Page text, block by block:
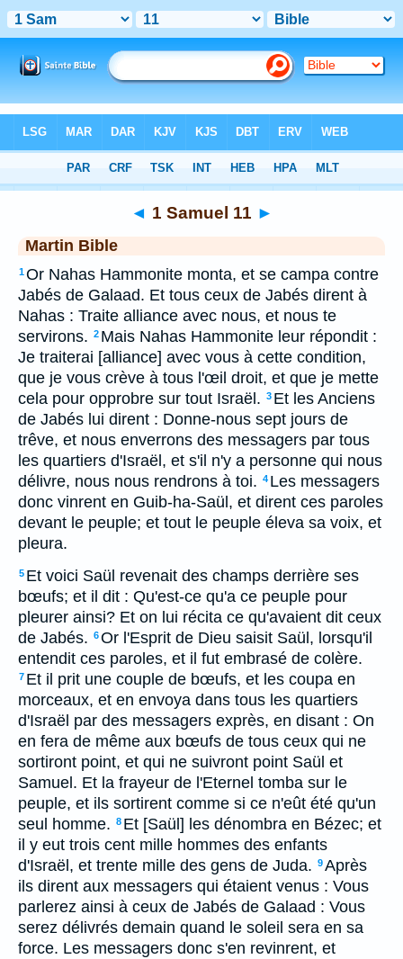
> 1 Samuel 11
◄ 1 Samuel 11 ►
Martin Bible
1Or Nahas Hammonite monta, et se campa contre
Jabés de Galaad. Et tous ceux de Jabés dirent à
Nahas : Traite alliance avec nous, et nous te
servirons. 2 Mais Nahas Hammonite leur répondit :
Je traiterai [alliance] avec vous à cette condition,
que je vous crève à tous l'œil droit, et que je mette
cela pour opprobre sur tout Israël. 3 Et les Anciens
de Jabés lui dirent : Donne-nous sept jours de
trêve, et nous enverrons des messagers par tous
les quartiers d'Israël, et s'il n'y a personne qui nous
délivre, nous nous rendrons à toi. 4 Les messagers
donc vinrent en Guib-ha-Saül, et dirent ces paroles
devant le peuple; et tout le peuple éleva sa voix, et
pleura.
5 Et voici Saül revenait des champs derrière ses
bœufs; et il dit : Qu'est-ce qu'a ce peuple pour
pleurer ainsi? Et on lui récita ce qu'avaient dit ceux
de Jabés. 6Or l'Esprit de Dieu saisit Saül, lorsqu'il
entendit ces paroles, et il fut embrasé de colère.
7 Et il prit une couple de bœufs, et les coupa en
morceaux, et en envoya dans tous les quartiers
d'Israël par des messagers exprès, en disant : On
en fera de même aux bœufs de tous ceux qui ne
sortiront point, et qui ne suivront point Saül et
Samuel. Et la frayeur de l'Eternel tomba sur le
peuple, et ils sortirent comme si ce n'eût été qu'un
seul homme. 8 Et [Saül] les dénombra en Bézec; et
il y eut trois cent mille hommes des enfants
d'Israël, et trente mille des gens de Juda. 9Après
ils dirent aux messagers qui étaient venus : Vous
parlerez ainsi à ceux de Jabés de Galaad : Vous
serez délivrés demain quand le soleil sera en sa
force. Les messagers donc s'en revinrent, et